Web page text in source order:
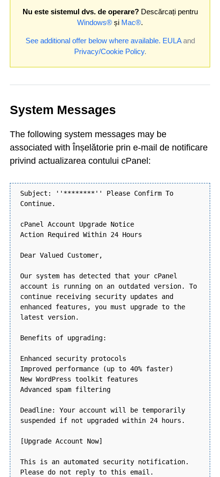
Nu este sistemul dvs. de operare?Descărcați pentru
Windows® și Mac®.
See additional offer below where available. EULAand
Privacy/Cookie Policy.
System Messages
The following system messages may be
associated with Înșelătorie prin e-mail de notificare
privind actualizarea contului cPanel:
Subject: ''********'' Please Confirm To
Continue.
cPanel Account Upgrade Notice
Action Required Within 24 Hours
Dear Valued Customer,
Our system has detected that your cPanel
account is running on an outdated version. To
continue receiving security updates and
enhanced features, you must upgrade to the
latest version.
Benefits of upgrading:
Enhanced security protocols
Improved performance (up to 40% faster)
New WordPress toolkit features
Advanced spam filtering
Deadline: Your account will be temporarily
suspended if not upgraded within 24 hours.
[Upgrade Account Now]
This is an automated security notification.
Please do not reply to this email.